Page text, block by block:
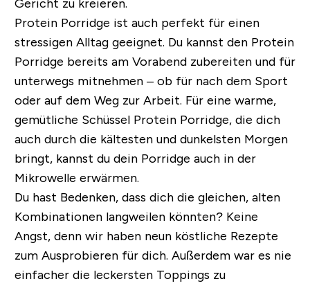
Gericht zu kreieren.
Protein Porridge ist auch perfekt für einen
stressigen Alltag geeignet. Du kannst den Protein
Porridge bereits am Vorabend zubereiten und für
unterwegs mitnehmen – ob für nach dem Sport
oder auf dem Weg zur Arbeit. Für eine warme,
gemütliche Schüssel Protein Porridge, die dich
auch durch die kältesten und dunkelsten Morgen
bringt, kannst du dein Porridge auch in der
Mikrowelle erwärmen.
Du hast Bedenken, dass dich die gleichen, alten
Kombinationen langweilen könnten?Keine
Angst, denn wir haben neun köstliche Rezepte
zum Ausprobieren für dich. Außerdem war es nie
einfacher die leckersten Toppings zu